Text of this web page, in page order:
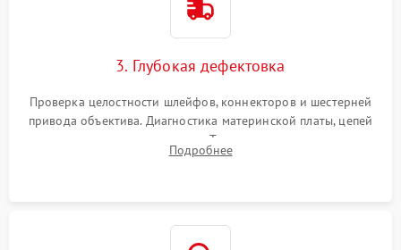
3. Глубокая дефектовка
Проверка целостности шлейфов, коннекторов и шестерней
привода объектива. Диагностика материнской платы, цепей
питания и картоприемника. Тестирование механизма
затвора и блока внутрикамерной стабилизации.
Подробнее